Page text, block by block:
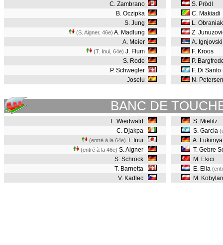
C. Zambrano
B. Oczipka
S. Jung
(S. Aigner, 46e) A. Madlung
A. Meier
(T. Inui, 64e) J. Flum
S. Rode
P. Schwegler
Joselu
S. Prödl
C. Makiadi
L.
Z.
A. Ignjovski
F. Kroos
P.
F. Di Santo
N.
BANC DE
F. Wiedwald
C. Djakpa
(entré à la 64e) T. Inui
(entré à la 46e) S. Aigner
S. Schröck
T. Barnetta
V. Kadlec
S. Mielitz
S. García
A. Lukimya
T. Gebre
M. Ekici
E. Elia
M.